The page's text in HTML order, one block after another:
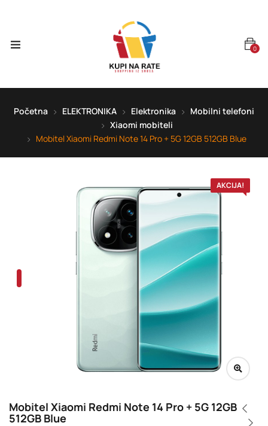
0
Početna ELEKTRONIKA Elektronika
Mobilni telefoni
Xiaomi mobiteli
Mobitel Xiaomi Redmi Note 14 Pro + 5G 12GB 512GB Blue
AKCIJA!
Mobitel Xiaomi Redmi Note 14 Pro + 5G 12GB
512GB Blue